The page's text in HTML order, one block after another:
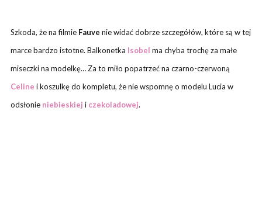
Szkoda, że na filmie Fauve nie widać dobrze szczegółów, które są w tej
marce bardzo istotne. Balkonetka Isobel ma chyba trochę za małe
miseczki na modelkę… Za to miło popatrzeć na czarno-czerwoną
Celine i koszulkę do kompletu, że nie wspomnę o modelu Lucia w
odsłonie niebieskiej i czekoladowej.